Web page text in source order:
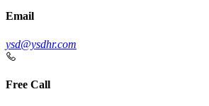
Email
ysd@ysdhr.com
Free Call